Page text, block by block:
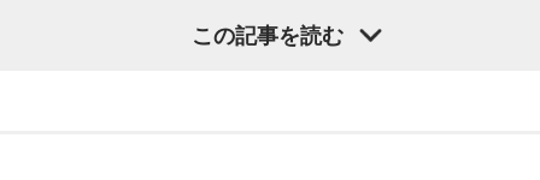
【8位】天秤座（てんびん座）
仕事運が好調な日。今日がお休みの人も忙しさが目立ちそう
業協同組合連合会）のフューネラルアンバサダーも務める田
村淳と、アシスタントの砂山圭大郎アナウンサーが登壇。
この記事を読む